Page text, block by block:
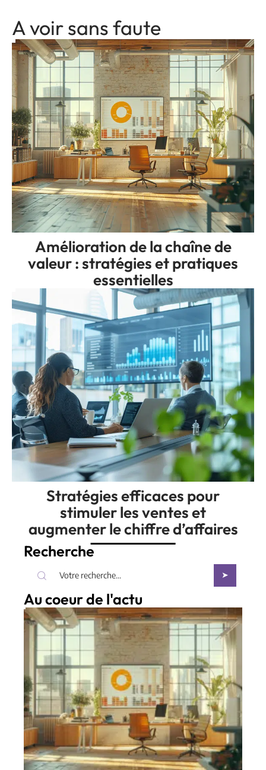
A voir sans faute
Amélioration de la chaîne de
valeur : stratégies et pratiques
essentielles
Stratégies efficaces pour
stimuler les ventes et
augmenter le chiffre d’affaires
Recherche
Au coeur de l'actu